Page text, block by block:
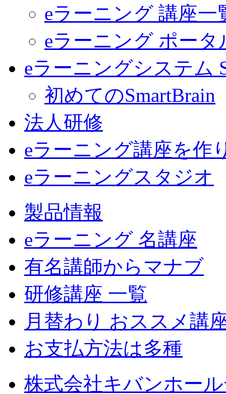
eラーニング 講座一
eラーニング ポータ
eラーニングシステム
初めてのSmartBrain
法人研修
eラーニング講座を作
eラーニングスタジオ
製品情報
eラーニング 名講座
有名講師からマナブ
研修講座 一覧
月替わり おススメ講
お支払方法は多種
株式会社キバンホー